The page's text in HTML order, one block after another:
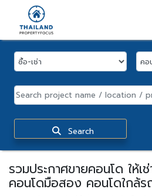
Search
รวมประกาศขายคอนโด ให้เ
คอนโดมือสอง คอนโดใกล้ร